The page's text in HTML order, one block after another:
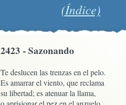
(Índice)
2423 - Sazonando
Te deslucen las trenzas en el pelo.
Es amarrar el viento, que reclama
su libertad; es atenuar la llama,